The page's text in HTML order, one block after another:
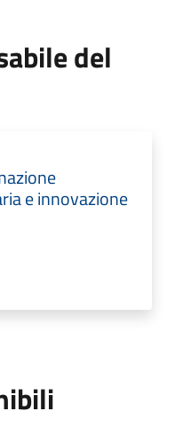
del
e innovazione